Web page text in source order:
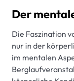
Der
Die Faszination
nur in der
im mentalen